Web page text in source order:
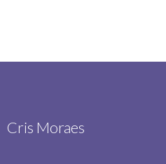
Cris Moraes